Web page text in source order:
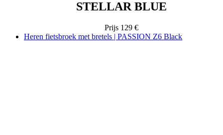
STELLAR BLUE
Prijs 129 €
Heren fietsbroek met bretels | PASSION Z6 Black